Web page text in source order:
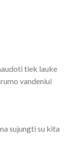
tiek lauke
vandeniui
sujungti su kita